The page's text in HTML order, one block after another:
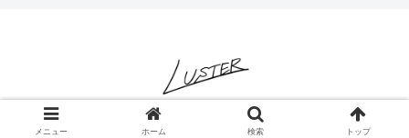
© 2022 LUSTER-ヌルテカと純水を極めるコーティング専門店-.
メニュー ホーム 検索 トップ